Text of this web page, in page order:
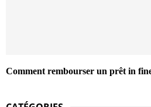
Comment rembourser un prêt in